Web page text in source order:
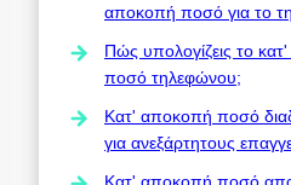
αποκοπή ποσό για το
Πώς υπολογίζεις το
ποσό τηλεφώνου;
Κατ' αποκοπή ποσό
για ανεξάρτητους
Κατ' αποκοπή ποσό